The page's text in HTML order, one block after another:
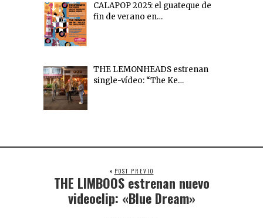
CALAPOP 2025: el guateque de
fin de verano en…
THE LEMONHEADS estrenan
single-vídeo: “The Ke…
POST PREVIO
THE LIMBOOS estrenan nuevo
videoclip: «Blue Dream»